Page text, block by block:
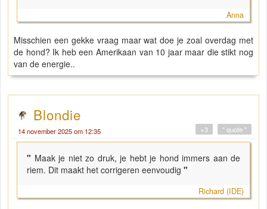
Anna
Misschien een gekke vraag maar wat doe je zoal overdag met
de hond? Ik heb een Amerikaan van 10 jaar maar die stikt nog
van de energie..
Blondie
14 november 2025 om 12:35 " quote "
+3
" Maak je niet zo druk, je hebt je hond immers aan de
riem. Dit maakt het corrigeren eenvoudig "
Richard (IDE)